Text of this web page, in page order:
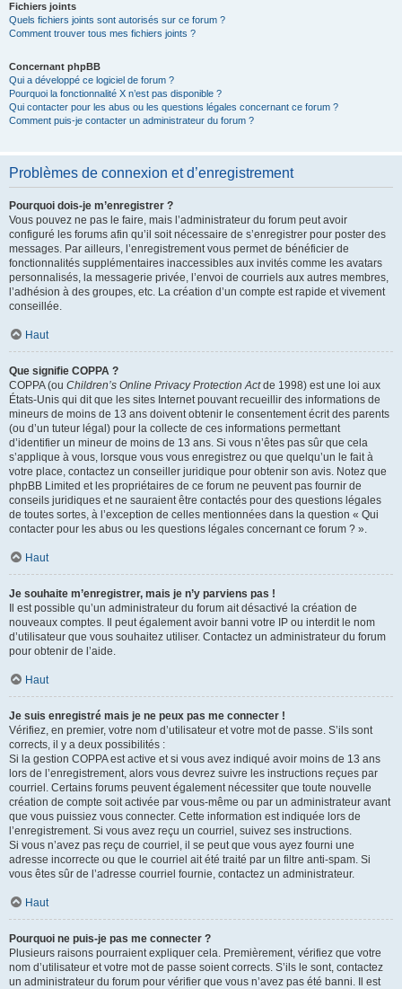
Fichiers joints
Quels fichiers joints sont autorisés sur ce forum ?
Comment trouver tous mes fichiers joints ?
Concernant phpBB
Qui a développé ce logiciel de forum ?
Pourquoi la fonctionnalité X n’est pas disponible ?
Qui contacter pour les abus ou les questions légales concernant ce forum ?
Comment puis-je contacter un administrateur du forum ?
Problèmes de connexion et d’enregistrement
Pourquoi dois-je m’enregistrer ?
Vous pouvez ne pas le faire, mais l’administrateur du forum peut avoir
configuré les forums afin qu’il soit nécessaire de s’enregistrer pour poster des
messages. Par ailleurs, l’enregistrement vous permet de bénéficier de
fonctionnalités supplémentaires inaccessibles aux invités comme les avatars
personnalisés, la messagerie privée, l’envoi de courriels aux autres membres,
l’adhésion à des groupes, etc. La création d’un compte est rapide et vivement
conseillée.
Haut
Que signifie COPPA ?
COPPA (ou Children’s Online Privacy Protection Actde 1998) est une loi aux
États-Unis qui dit que les sites Internet pouvant recueillir des informations de
mineurs de moins de 13 ans doivent obtenir le consentement écrit des parents
(ou d’un tuteur légal) pour la collecte de ces informations permettant
d’identifier un mineur de moins de 13 ans. Si vous n’êtes pas sûr que cela
s’applique à vous, lorsque vous vous enregistrez ou que quelqu’un le fait à
votre place, contactez un conseiller juridique pour obtenir son avis. Notez que
phpBB Limited et les propriétaires de ce forum ne peuvent pas fournir de
conseils juridiques et ne sauraient être contactés pour des questions légales
de toutes sortes, à l’exception de celles mentionnées dans la question « Qui
contacter pour les abus ou les questions légales concernant ce forum ? ».
Haut
Je souhaite m’enregistrer, mais je n’y parviens pas !
Il est possible qu’un administrateur du forum ait désactivé la création de
nouveaux comptes. Il peut également avoir banni votre IP ou interdit le nom
d’utilisateur que vous souhaitez utiliser. Contactez un administrateur du forum
pour obtenir de l’aide.
Haut
Je suis enregistré mais je ne peux pas me connecter !
Vérifiez, en premier, votre nom d’utilisateur et votre mot de passe. S’ils sont
corrects, il y a deux possibilités :
Si la gestion COPPA est active et si vous avez indiqué avoir moins de 13 ans
lors de l’enregistrement, alors vous devrez suivre les instructions reçues par
courriel. Certains forums peuvent également nécessiter que toute nouvelle
création de compte soit activée par vous-même ou par un administrateur avant
que vous puissiez vous connecter. Cette information est indiquée lors de
l’enregistrement. Si vous avez reçu un courriel, suivez ses instructions.
Si vous n’avez pas reçu de courriel, il se peut que vous ayez fourni une
adresse incorrecte ou que le courriel ait été traité par un filtre anti-spam. Si
vous êtes sûr de l’adresse courriel fournie, contactez un administrateur.
Haut
Pourquoi ne puis-je pas me connecter ?
Plusieurs raisons pourraient expliquer cela. Premièrement, vérifiez que votre
nom d’utilisateur et votre mot de passe soient corrects. S’ils le sont, contactez
un administrateur du forum pour vérifier que vous n’avez pas été banni. Il est